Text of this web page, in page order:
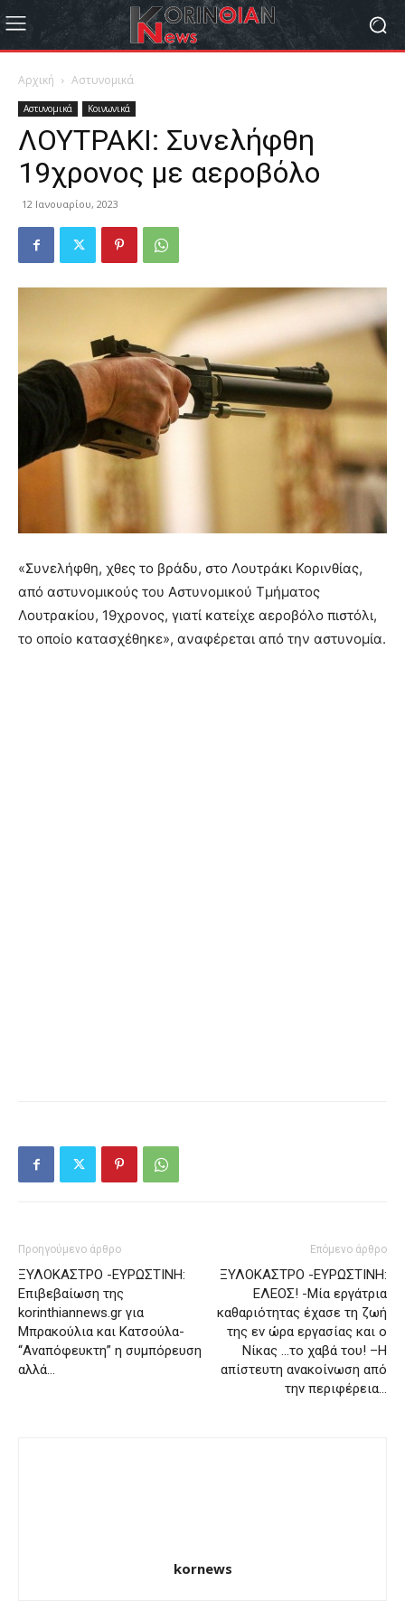
Αρχική Αστυνομικά
Αστυνομικά Κοινωνικά
ΛΟΥΤΡΑΚΙ: Συνελήφθη
19χρονος με αεροβόλο
12 Ιανουαρίου, 2023
«Συνελήφθη, χθες το βράδυ, στο Λουτράκι Κορινθίας,
από αστυνομικούς του Αστυνομικού Τμήματος
Λουτρακίου, 19χρονος, γιατί κατείχε αεροβόλο πιστόλι,
το οποίο κατασχέθηκε», αναφέρεται από την αστυνομία.
Προηγούμενο άρθρο
ΞΥΛΟΚΑΣΤΡΟ -ΕΥΡΩΣΤΙΝΗ:
Επιβεβαίωση της
korinthiannews.gr για
Μπρακούλια και Κατσούλα-
“Αναπόφευκτη” η συμπόρευση
αλλά…
Επόμενο άρθρο
ΞΥΛΟΚΑΣΤΡΟ -ΕΥΡΩΣΤΙΝΗ:
ΕΛΕΟΣ! -Μία εργάτρια
καθαριότητας έχασε τη ζωή
της εν ώρα εργασίας και ο
Νίκας …το χαβά του! –Η
απίστευτη ανακοίνωση από
την περιφέρεια…
kornews